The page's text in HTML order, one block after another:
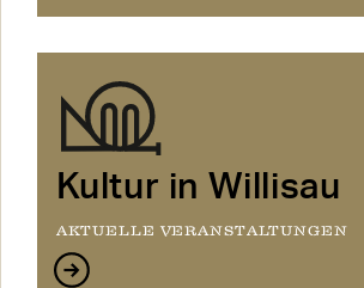
Kultur in Willisau
AKTUELLE VERANSTALTUNGEN